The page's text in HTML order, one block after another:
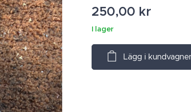
250,00 kr
I lager
Lägg i